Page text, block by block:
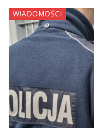
WIADOMOŚCI